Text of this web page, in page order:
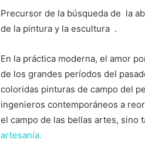
Precursor de la búsqueda de la
de la pintura y la escultura .
En la práctica moderna, el amor
de los grandes períodos del
coloridas pinturas de campo del
ingenieros contemporáneos a
el campo de las bellas artes, sino
artesanía.